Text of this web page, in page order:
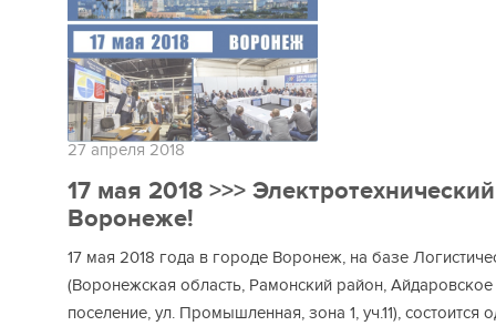
27 апреля 2018
17 мая 2018 >>>
Воронеже!
17 мая 2018 года в городе Воронеж, на базе
(Воронежская область, Рамонский район, Айдаровское
поселение, ул. Промышленная, зона 1, уч.11), состоится